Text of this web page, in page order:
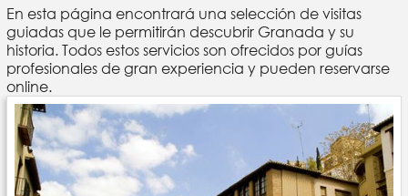
En esta página encontrará una selección de visitas
guiadas que le permitirán descubrir Granada y su
historia. Todos estos servicios son ofrecidos por guías
profesionales de gran experiencia y pueden reservarse
online.